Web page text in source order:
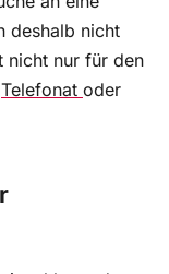
deshalb nicht
nicht nur für den
Telefonat oder